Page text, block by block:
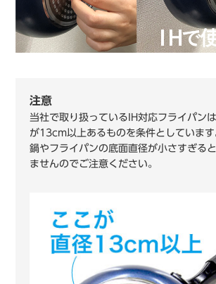
注意
当社で取り扱っているIH対応フライパン
が13cm以上あるものを条件としています
鍋やフライパンの底面直径が小さすぎる
ませんのでご注意ください。